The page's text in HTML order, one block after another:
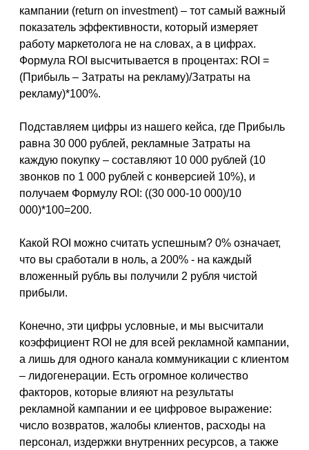
кампании (return on investment) – тот самый важный
показатель эффективности, который измеряет
работу маркетолога не на словах, а в цифрах.
Формула ROI высчитывается в процентах: ROI =
(Прибыль – Затраты на рекламу)/Затраты на
рекламу)*100%.
Подставляем цифры из нашего кейса, где Прибыль
равна 30 000 рублей, рекламные Затраты на
каждую покупку – составляют 10 000 рублей (10
звонков по 1 000 рублей с конверсией 10%), и
получаем Формулу ROI: ((30 000-10 000)/10
000)*100=200.
Какой ROI можно считать успешным? 0% означает,
что вы сработали в ноль, а 200% - на каждый
вложенный рубль вы получили 2 рубля чистой
прибыли.
Конечно, эти цифры условные, и мы высчитали
коэффициент ROI не для всей рекламной кампании,
а лишь для одного канала коммуникации с клиентом
– лидогенерации. Есть огромное количество
факторов, которые влияют на результаты
рекламной кампании и ее цифровое выражение:
число возвратов, жалобы клиентов, расходы на
персонал, издержки внутренних ресурсов, а также